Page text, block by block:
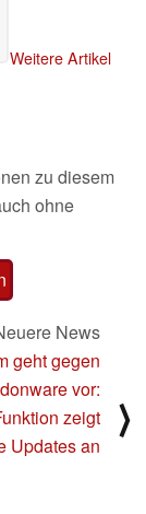
Weitere Artikel
zu diesem
ohne
News
geht gegen
vor:
zeigt
Updates an
⟩